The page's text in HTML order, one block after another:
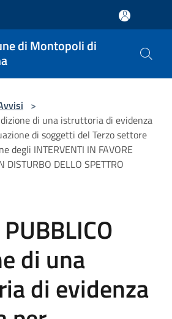
di Montopoli di
>
di una istruttoria di evidenza
di soggetti del Terzo settore
degli INTERVENTI IN FAVORE
DISTURBO DELLO SPETTRO
di una
di evidenza